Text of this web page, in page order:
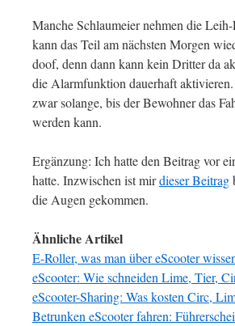
Manche Schlaumeier nehmen die
kann das Teil am nächsten Morgen
doof, denn dann kann kein Dritter da
die Alarmfunktion dauerhaft
zwar solange, bis der Bewohner das
werden kann.
Ergänzung: Ich hatte den Beitrag vor
hatte. Inzwischen ist mirdieser Beitrag
die Augen gekommen.
Ähnliche Artikel
E-Roller, was man über eScooter
eScooter: Wie schneiden Lime, Tier,
eScooter-Sharing: Was kosten Circ,
Betrunken eScooter fahren: